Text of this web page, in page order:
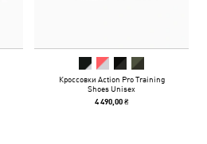
Кроссовки Action Pro Training
Shoes Unisex
4 490,00 ₴